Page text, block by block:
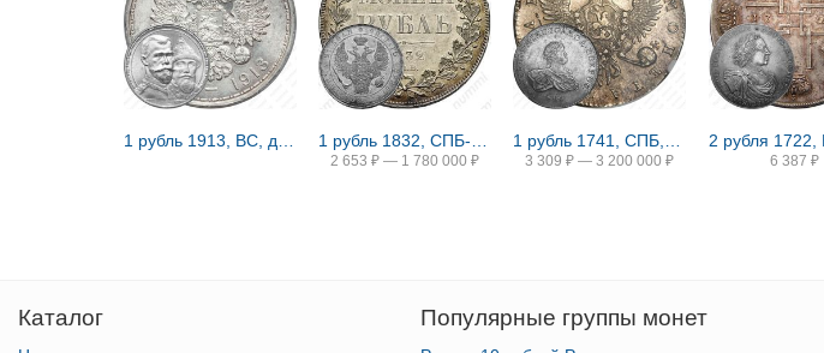
2 653 ₽ — 1 780 000 ₽ 3 309 ₽ — 3 200 000 ₽ 6 387 ₽
Каталог Популярные группы монет